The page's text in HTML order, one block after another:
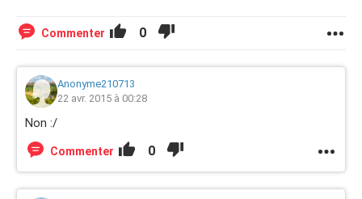
Commenter 0
Anonyme210713
22 avr. 2015 à 00:28
Non :/
Commenter 0